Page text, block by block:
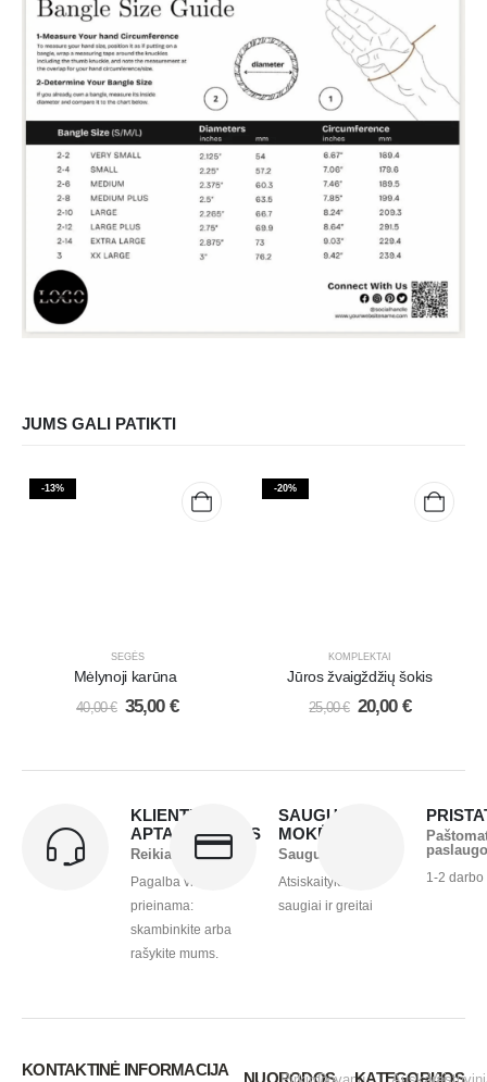
JUMS GALI PATIKTI
-13%
SEGĖS
Mėlynoji karūna
40,00€ 35,00 €
-20%
KOMPLEKTAI
Jūros žvaigždžių šokis
25,00€ 20,00 €
KLIENTŲ
APTARNAVIMAS
Reikia pagalbos?
Pagalba visada
prieinama:
skambinkite arba
rašykite mums.
SAUGUS
MOKĖJIMAS
Saugu ir greita
Atsiskaitykite
saugiai ir greitai
1-2
KONTAKTINĖ INFORMACIJA